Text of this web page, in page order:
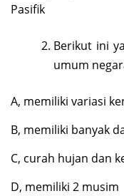
Pasifik
Berikut ini
umum
A, memiliki variasi
B, memiliki banyak
C, curah hujan dan
D, memiliki 2 musim